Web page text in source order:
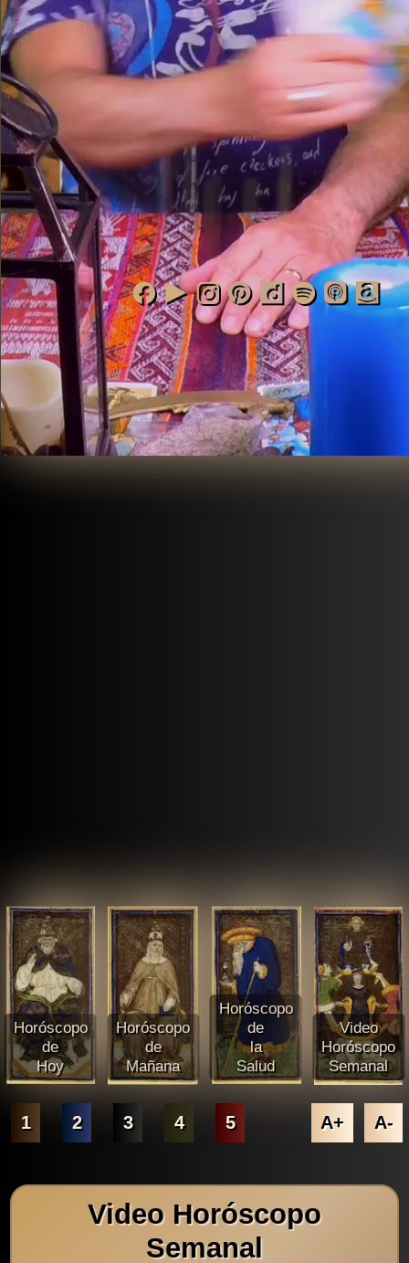
Horóscopo
de
Hoy
Horóscopo
de
Mañana
Horóscopo
de
la
Salud
Video
Horóscopo
Semanal
1 2 3 4 5 A+ A-
Video Horóscopo
Semanal